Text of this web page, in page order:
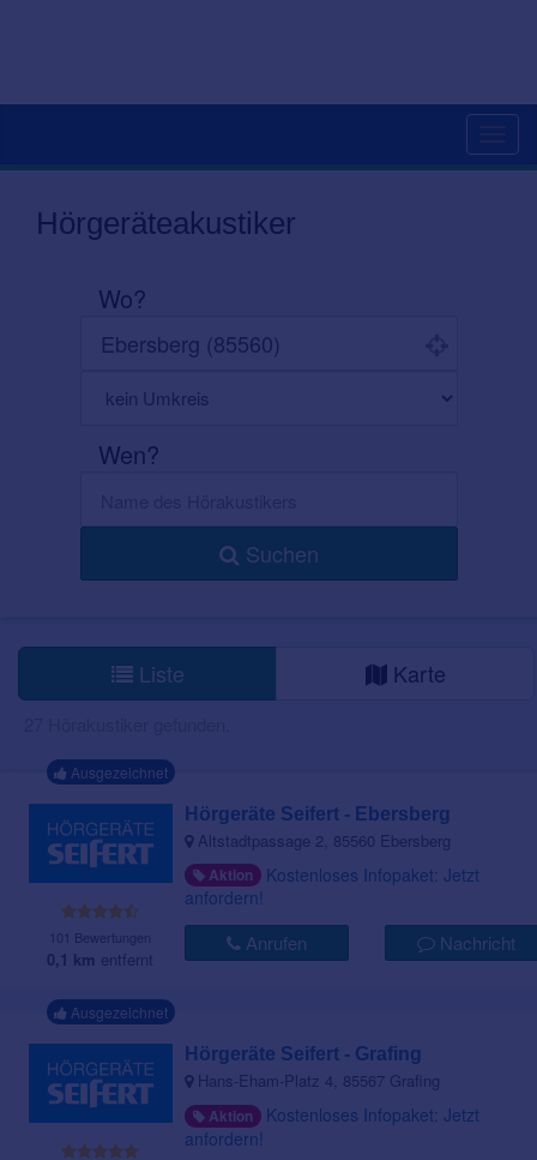
Hörgeräteakustiker
Wo?
Wen?
Suchen
Liste Karte
Ausgezeichnet
101 Bewertungen
0,1 km entfernt
Hörgeräte Seifert - Ebersberg
Altstadtpassage 2, 85560 Ebersberg
Aktion Kostenloses Infopaket: Jetzt
anfordern!
Anrufen Nachricht
Ausgezeichnet
Hörgeräte Seifert - Grafing
Hans-Eham-Platz 4, 85567 Grafing
Aktion Kostenloses Infopaket: Jetzt
anfordern!